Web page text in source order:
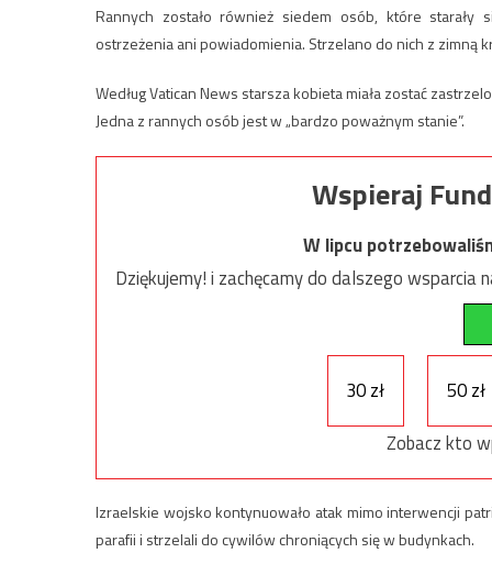
Rannych zostało również siedem osób, które starały
ostrzeżenia ani powiadomienia. Strzelano do nich z
Według Vatican News starsza kobieta miała zostać
Jedna z rannych osób jest w „bardzo poważnym stanie”.
Wspieraj
W lipcu
Dziękujemy! i zachęcamy do dalszego wsparcia
30 zł 50 zł
Zobacz kto
Izraelskie wojsko kontynuowało atak mimo interwencji
parafii i strzelali do cywilów chroniących się w budynkach.